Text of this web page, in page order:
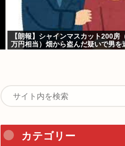
【朗報】シャインマスカット200房
万円相当）畑から盗んだ疑いで男を
カテゴリー